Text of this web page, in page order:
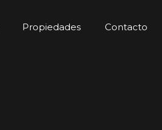
Propiedades Contacto
Propiedades Contacto